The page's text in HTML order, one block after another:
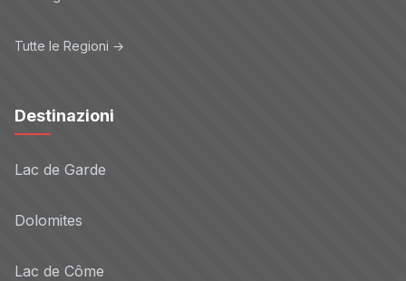
Tutte le Regioni →
Destinazioni
Lac de Garde
Dolomites
Lac de Côme